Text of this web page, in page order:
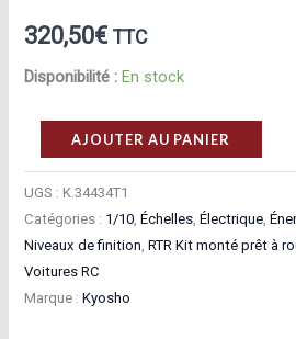
320,50€ TTC
Disponibilité : En stock
quantité
de
Kyosho
Fazer
Mk2
1965
Buick
AJOUTER AU PANIER
UGS :K.34434T1
Catégories : 1/10 ,Échelles ,Électrique ,
Niveaux de finition ,RTR Kit monté prêt à
Voitures RC
Marque :Kyosho